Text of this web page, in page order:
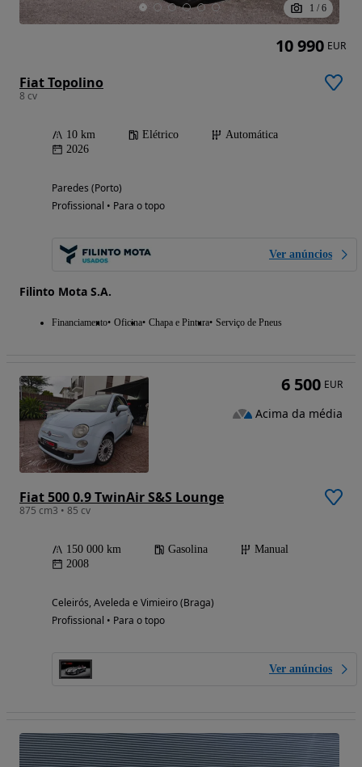
1 / 6
Fiat Topolino
8 cv
10 km Elétrico
Automática
2026
Paredes (Porto)
Profissional • Para o topo
Ver anúncios
Filinto Mota S.A.
Financiamento Oficina Chapa e Pintura Serviço de Pneus
10 990 EUR
Fiat 500 0.9 TwinAir S&S Lounge
875 cm3 • 85 cv
150 000 km Gasolina
Manual
2008
Celeirós, Aveleda e Vimieiro (Braga)
Profissional • Para o topo
Ver anúncios
6 500 EUR
Acima da média